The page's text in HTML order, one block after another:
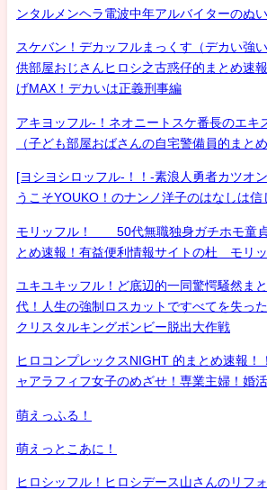
ンタルメンヘラ電波中年アルバイターのぬ
スケバン！デカッフルまっくす（デカい強
供部屋おじさんヒロシ之古惑仔的まとめ速
げMAX！デカいは正義刑事編
アキヨッフル-！ネオニートスケ番長のエキ
（子ども部屋おばさんの自宅警備員的まとめ
[ヨシヨシロッフル-！！-素浪人勇者カツオ
うこそYOUKO！のナンノ洋子のはなしは信
モリッフル！ 50代無職独身ガチホモ童貞
とめ速報！有益便利情報サイトの杜 モリ
ユキユキッフル！ど底辺的一同驚愕騒然ま
代！人生の強制ロスカットですべてを失っ
クリスタルキングボンビー脱出大作戦
ヒロコンプレックスNIGHT 的まとめ速報！
ャアラフィフ女子のめざせ！専業主婦！婚
萌えっふる！
萌えっとこあに！
ヒロシッフル！ヒロシデース山さんのリフ